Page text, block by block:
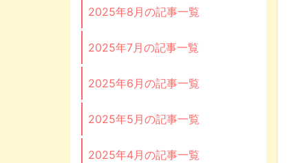
2025年8月の記事一覧
2025年7月の記事一覧
2025年6月の記事一覧
2025年5月の記事一覧
2025年4月の記事一覧